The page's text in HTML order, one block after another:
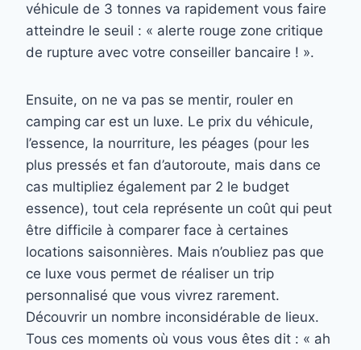
véhicule de 3 tonnes va rapidement vous faire
atteindre le seuil : « alerte rouge zone critique
de rupture avec votre conseiller bancaire ! ».
Ensuite, on ne va pas se mentir, rouler en
camping car est un luxe. Le prix du véhicule,
l’essence, la nourriture, les péages (pour les
plus pressés et fan d’autoroute, mais dans ce
cas multipliez également par 2 le budget
essence), tout cela représente un coût qui peut
être difficile à comparer face à certaines
locations saisonnières. Mais n’oubliez pas que
ce luxe vous permet de réaliser un trip
personnalisé que vous vivrez rarement.
Découvrir un nombre inconsidérable de lieux.
Tous ces moments où vous vous êtes dit : « ah